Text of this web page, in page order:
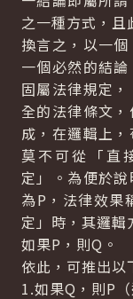
之一種方式，且
換言之，以一
一個必然的結論
固屬法律規定
全的法律條文
成，在邏輯上
莫不可從「直
定」。為便於
為P，法律效果
定」時，其邏輯
如果P，則Q。
依此，可推出以
1.如果Q，則P